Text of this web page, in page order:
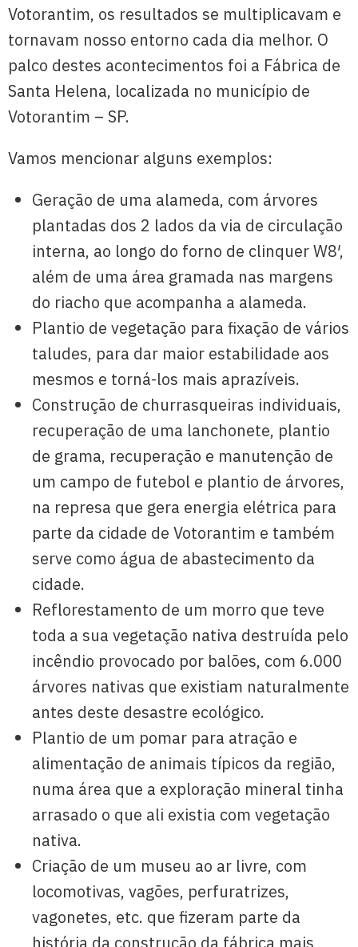
Votorantim, os resultados se multiplicavam e
tornavam nosso entorno cada dia melhor. O
palco destes acontecimentos foi a Fábrica de
Santa Helena, localizada no município de
Votorantim – SP.
Vamos mencionar alguns exemplos:
Geração de uma alameda, com árvores
plantadas dos 2 lados da via de circulação
interna, ao longo do forno de clinquer W8′,
além de uma área gramada nas margens
do riacho que acompanha a alameda.
Plantio de vegetação para fixação de vários
taludes, para dar maior estabilidade aos
mesmos e torná-los mais aprazíveis.
Construção de churrasqueiras individuais,
recuperação de uma lanchonete, plantio
de grama, recuperação e manutenção de
um campo de futebol e plantio de árvores,
na represa que gera energia elétrica para
parte da cidade de Votorantim e também
serve como água de abastecimento da
cidade.
Reflorestamento de um morro que teve
toda a sua vegetação nativa destruída pelo
incêndio provocado por balões, com 6.000
árvores nativas que existiam naturalmente
antes deste desastre ecológico.
Plantio de um pomar para atração e
alimentação de animais típicos da região,
numa área que a exploração mineral tinha
arrasado o que ali existia com vegetação
nativa.
Criação de um museu ao ar livre, com
locomotivas, vagões, perfuratrizes,
vagonetes, etc. que fizeram parte da
história da construção da fábrica mais